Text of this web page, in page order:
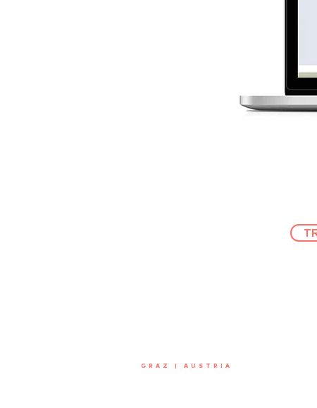
GRAZ | AUSTRIA